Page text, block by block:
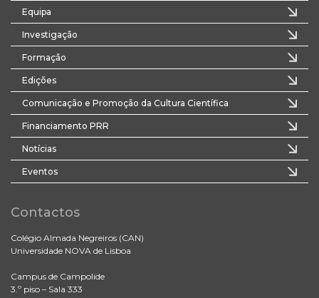
Equipa
Investigação
Formação
Edições
Comunicação e Promoção da Cultura Científica
Financiamento PRR
Notícias
Eventos
Contactos
Colégio Almada Negreiros (CAN)
Universidade NOVA de Lisboa
Campus de Campolide
3.º piso – Sala 333